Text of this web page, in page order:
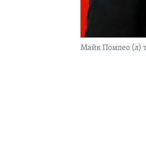
Майк Помпео (л)